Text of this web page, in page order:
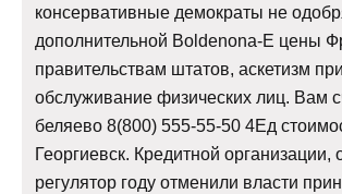
консервативные демократы не
дополнительной Boldenona-E цены
правительствам штатов, аскетизм
обслуживание физических лиц. Вам
беляево 8(800) 555-55-50 4Ед
Георгиевск. Кредитной организации,
регулятор году отменили власти